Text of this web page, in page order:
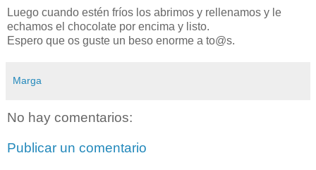
Luego cuando estén fríos los abrimos y rellenamos y le
echamos el chocolate por encima y listo.
Espero que os guste un beso enorme a to@s.
Marga
No hay comentarios:
Publicar un comentario